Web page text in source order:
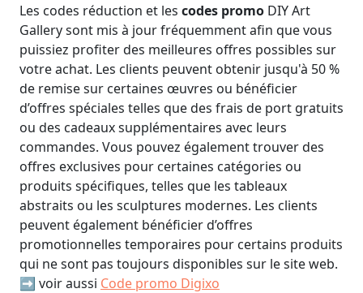
Les codes réduction et les codes promo DIY Art
Gallery sont mis à jour fréquemment afin que vous
puissiez profiter des meilleures offres possibles sur
votre achat. Les clients peuvent obtenir jusqu'à 50 %
de remise sur certaines œuvres ou bénéficier
d’offres spéciales telles que des frais de port gratuits
ou des cadeaux supplémentaires avec leurs
commandes. Vous pouvez également trouver des
offres exclusives pour certaines catégories ou
produits spécifiques, telles que les tableaux
abstraits ou les sculptures modernes. Les clients
peuvent également bénéficier d’offres
promotionnelles temporaires pour certains produits
qui ne sont pas toujours disponibles sur le site web.
➡️ voir aussi Code promo Digixo